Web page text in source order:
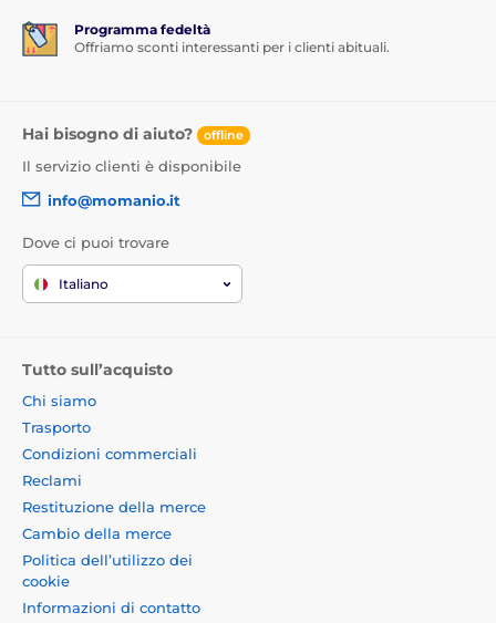
Programma fedeltà
Offriamo sconti interessanti per i clienti abituali.
Hai bisogno di aiuto? offline
Il servizio clienti è disponibile
info@momanio.it
Dove ci puoi trovare
Italiano
Tutto sull’acquisto
Chi siamo
Trasporto
Condizioni commerciali
Reclami
Restituzione della merce
Cambio della merce
Politica dell’utilizzo dei
cookie
Informazioni di contatto